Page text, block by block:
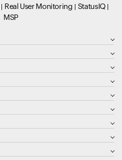
Real User Monitoring
StatusIQ
MSP